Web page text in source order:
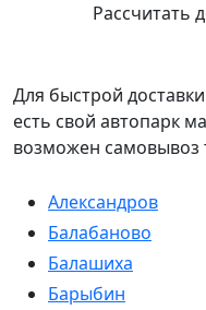
Рассчитать
Для быстрой
есть свой автопарк
возможен самовывоз
Александров
Балабаново
Балашиха
Барыбин